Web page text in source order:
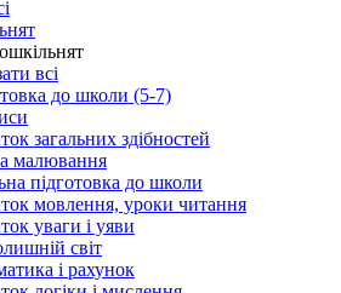
всі
до школи (5-7)
загальних здібностей
малювання
підготовка до школи
мовлення, уроки читання
уваги і уяви
світ
і рахунок